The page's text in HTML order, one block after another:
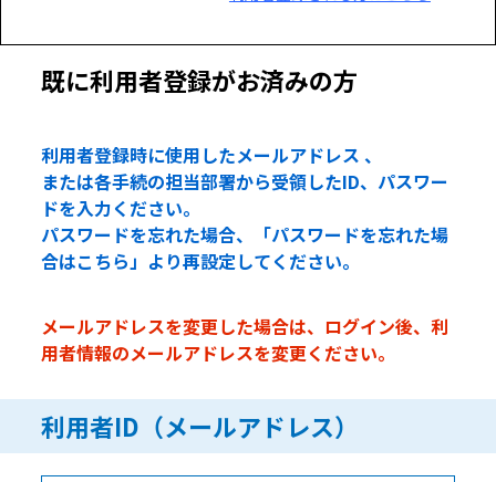
既に利用者登録がお済みの方
利用者登録時に使用したメールアドレス 、
または各手続の担当部署から受領したID、パスワー
ドを入力ください。
パスワードを忘れた場合、「パスワードを忘れた場
合はこちら」より再設定してください。
メールアドレスを変更した場合は、ログイン後、利
用者情報のメールアドレスを変更ください。
利用者ID（メールアドレス）